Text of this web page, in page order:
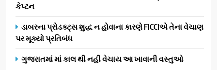
કેપ્ટન
ડાબરના પ્રોડક્ટ્સ શુદ્ધ ન હોવાના કારણે FICCIએ તેના વેચાણ
પર મૂક્યો પ્રતિબંધ
ગુજરાતમાં માં કાલ થી નહીં વેચાય આ ખાવાની વસ્તુઓ